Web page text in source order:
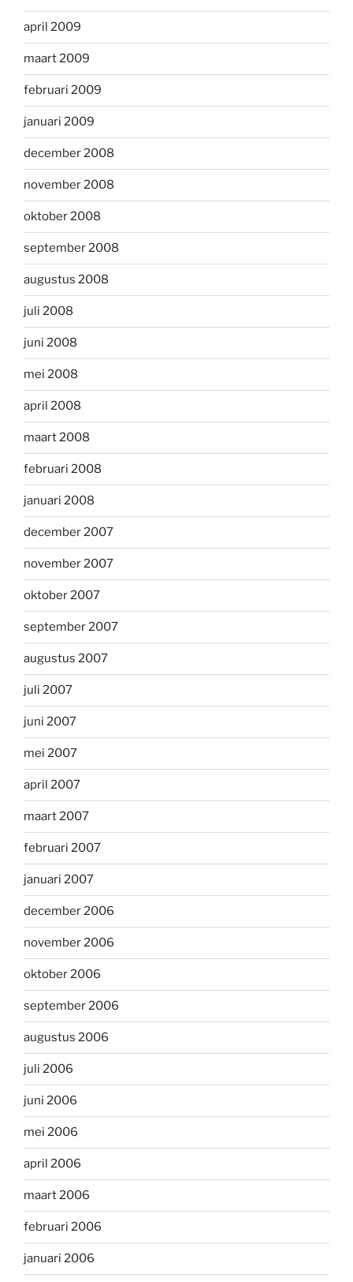
april 2009
maart 2009
februari 2009
januari 2009
december 2008
november 2008
oktober 2008
september 2008
augustus 2008
juli 2008
juni 2008
mei 2008
april 2008
maart 2008
februari 2008
januari 2008
december 2007
november 2007
oktober 2007
september 2007
augustus 2007
juli 2007
juni 2007
mei 2007
april 2007
maart 2007
februari 2007
januari 2007
december 2006
november 2006
oktober 2006
september 2006
augustus 2006
juli 2006
juni 2006
mei 2006
april 2006
maart 2006
februari 2006
januari 2006